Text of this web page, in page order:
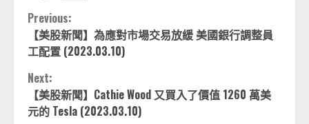
Continue
Reading
Previous:
【美股新聞】為應對市場交易放緩 美國銀行調整員
工配置 (2023.03.10)
Next:
【美股新聞】Cathie Wood 又買入了價值 1260 萬美
元的 Tesla (2023.03.10)